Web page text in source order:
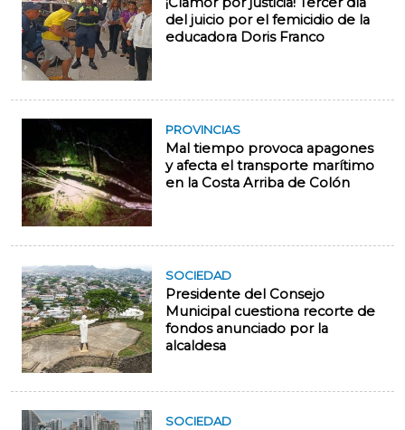
del juicio por el femicidio de la
educadora Doris Franco
PROVINCIAS
Mal tiempo provoca apagones
y afecta el transporte marítimo
en la Costa Arriba de Colón
SOCIEDAD
Presidente del Consejo
Municipal cuestiona recorte de
fondos anunciado por la
alcaldesa
SOCIEDAD